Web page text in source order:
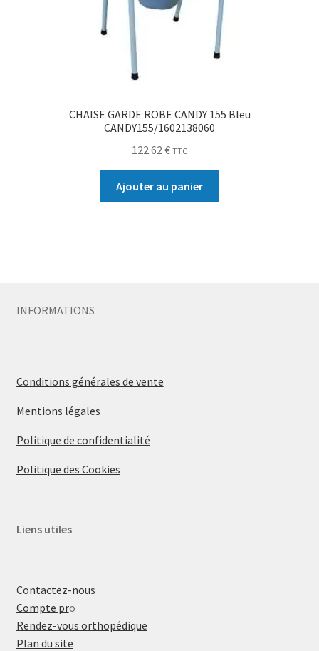
CHAISE GARDE ROBE CANDY 155 Bleu
CANDY155/1602138060
122.62 € TTC
Ajouter au panier
INFORMATIONS
Conditions générales de vente
Mentions légales
Politique de confidentialité
Politique des Cookies
Liens utiles
Contactez-nous
Compte pro
Rendez-vous orthopédique
Plan du site